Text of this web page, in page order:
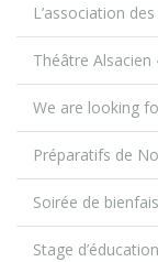
L’association
Théâtre Alsacien
We are looking
Préparatifs de
Soirée de
Stage